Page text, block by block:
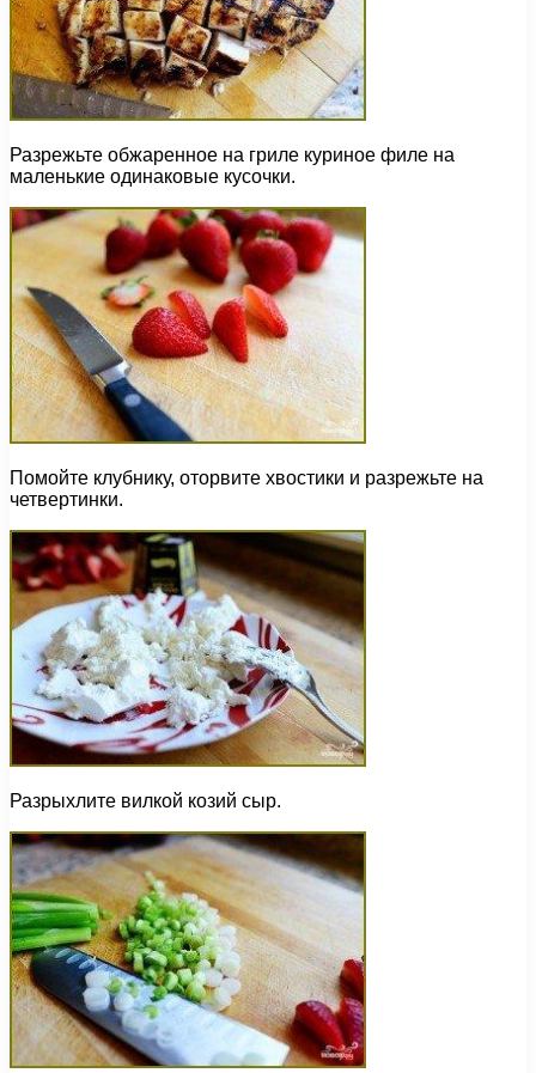
Разрежьте обжаренное на гриле куриное филе на
маленькие одинаковые кусочки.
Помойте клубнику, оторвите хвостики и разрежьте на
четвертинки.
Разрыхлите вилкой козий сыр.